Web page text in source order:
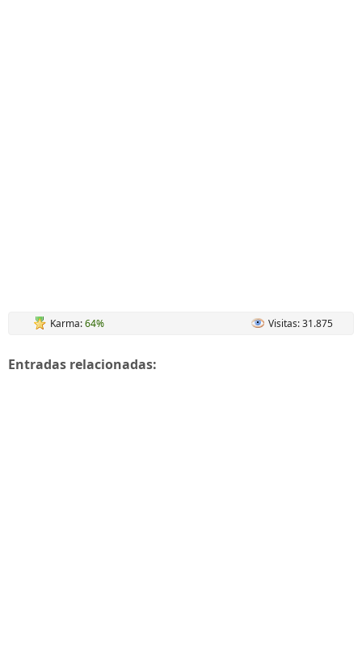
Karma:64% Visitas: 31.875
Entradas relacionadas: